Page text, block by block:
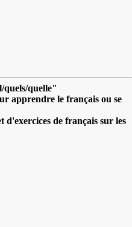
quels/quelle"
apprendre le français ou se
d'exercices de français sur les